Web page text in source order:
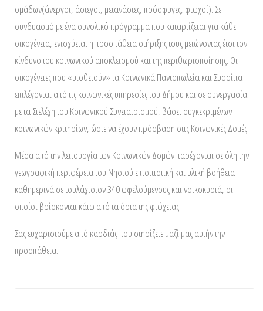
ομάδων(άνεργοι, άστεγοι, μετανάστες, πρόσφυγες, φτωχοί). Σε
συνδυασμό με ένα συνολικό πρόγραμμα που καταρτίζεται για κάθε
οικογένεια, ενισχύεται η προσπάθεια στήριξης τους μειώνοντας έτσι τον
κίνδυνο του κοινωνικού αποκλεισμού και της περιθωριοποίησης. Οι
οικογένειες που «υιοθετούν» τα Κοινωνικά Παντοπωλεία και Συσσίτια
επιλέγονται από τις κοινωνικές υπηρεσίες του Δήμου και σε συνεργασία
με τα Στελέχη του Κοινωνικού Συνεταιρισμού, βάσει συγκεκριμένων
κοινωνικών κριτηρίων, ώστε να έχουν πρόσβαση στις Κοινωνικές Δομές.
Μέσα από την λειτουργία των Κοινωνικών Δομών παρέχονται σε όλη την
γεωγραφική περιφέρεια του Νησιού επισιτιστική και υλική βοήθεια
καθημερινά σε τουλάχιστον 340 ωφελούμενους και νοικοκυριά, οι
οποίοι βρίσκονται κάτω από τα όρια της φτώχειας.
Σας ευχαριστούμε από καρδιάς που στηρίζετε μαζί μας αυτήν την
προσπάθεια.